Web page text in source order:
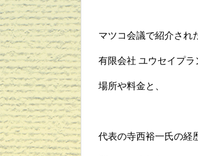
マツコ会議で紹介され
有限会社 ユウセイプラ
場所や料金と、
代表の寺西裕一氏の経